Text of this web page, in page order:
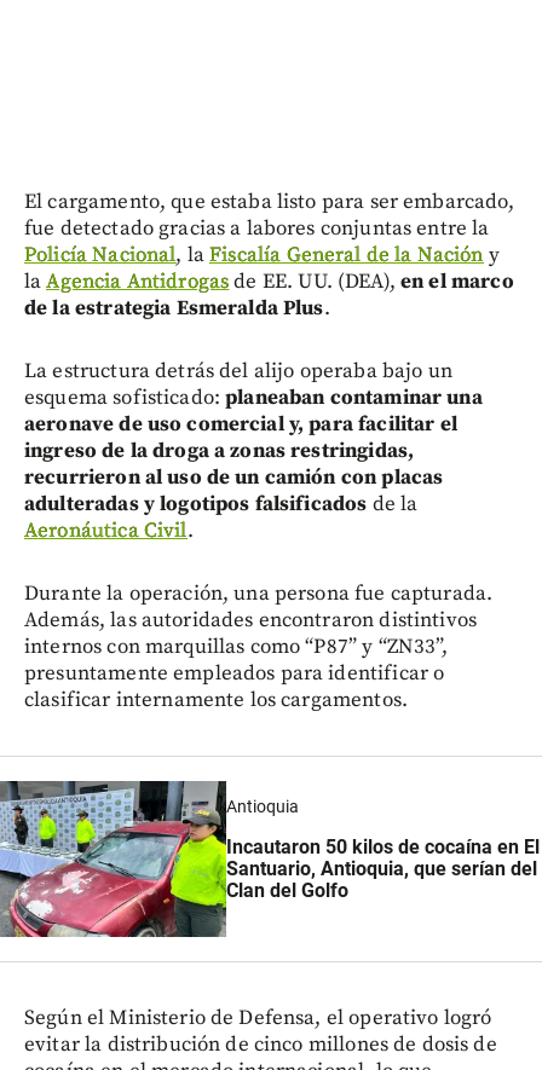
El cargamento, que estaba listo para ser embarcado,
fue detectado gracias a labores conjuntas entre la
Policía Nacional, laFiscalía General de la Nación y
laAgencia Antidrogasde EE. UU. (DEA), en el marco
de la estrategia Esmeralda Plus.
La estructura detrás del alijo operaba bajo un
esquema sofisticado:planeaban contaminar una
aeronave de uso comercial y, para facilitar el
ingreso de la droga a zonas restringidas,
recurrieron al uso de un camión con placas
adulteradas y logotipos falsificados de la
Aeronáutica Civil.
Durante la operación, una persona fue capturada.
Además, las autoridades encontraron distintivos
internos con marquillas como “P87” y “ZN33”,
presuntamente empleados para identificar o
clasificar internamente los cargamentos.
Antioquia
Incautaron 50 kilos de cocaína en El
Santuario, Antioquia, que serían del
Clan del Golfo
Según el Ministerio de Defensa, el operativo logró
evitar la distribución de cinco millones de dosis de